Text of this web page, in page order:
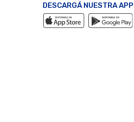
DESCARGÁ NUESTRA APP